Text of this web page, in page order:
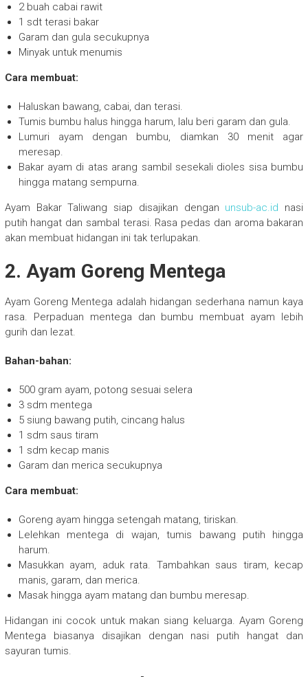
2 buah cabai rawit
1 sdt terasi bakar
Garam dan gula secukupnya
Minyak untuk menumis
Cara membuat:
Haluskan bawang, cabai, dan terasi.
Tumis bumbu halus hingga harum, lalu beri garam dan gula.
Lumuri ayam dengan bumbu, diamkan 30 menit agar
meresap.
Bakar ayam di atas arang sambil sesekali dioles sisa bumbu
hingga matang sempurna.
Ayam Bakar Taliwang siap disajikan dengan unsub-ac.id nasi
putih hangat dan sambal terasi. Rasa pedas dan aroma bakaran
akan membuat hidangan ini tak terlupakan.
2. Ayam Goreng Mentega
Ayam Goreng Mentega adalah hidangan sederhana namun kaya
rasa. Perpaduan mentega dan bumbu membuat ayam lebih
gurih dan lezat.
Bahan-bahan:
500 gram ayam, potong sesuai selera
3 sdm mentega
5 siung bawang putih, cincang halus
1 sdm saus tiram
1 sdm kecap manis
Garam dan merica secukupnya
Cara membuat:
Goreng ayam hingga setengah matang, tiriskan.
Lelehkan mentega di wajan, tumis bawang putih hingga
harum.
Masukkan ayam, aduk rata. Tambahkan saus tiram, kecap
manis, garam, dan merica.
Masak hingga ayam matang dan bumbu meresap.
Hidangan ini cocok untuk makan siang keluarga. Ayam Goreng
Mentega biasanya disajikan dengan nasi putih hangat dan
sayuran tumis.